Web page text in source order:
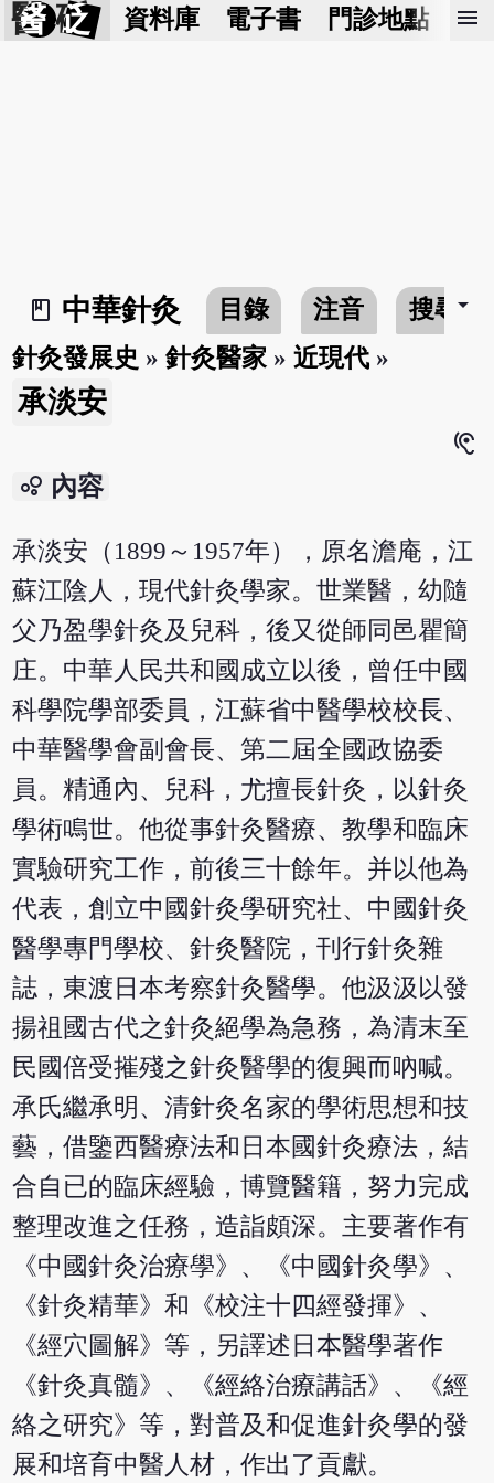
醫 砭 資料庫 電子書 門診地點 預
menu
book_2
中華針灸 目錄 注音 搜尋arrow_drop_down
針灸發展史 »針灸醫家 »近現代 »
承淡安
hearing
bubble_chart 內容
承淡安（1899～1957年），原名澹庵，江
蘇江陰人，現代針灸學家。世業醫，幼隨
父乃盈學針灸及兒科，後又從師同邑瞿簡
庄。中華人民共和國成立以後，曾任中國
科學院學部委員，江蘇省中醫學校校長、
中華醫學會副會長、第二屆全國政協委
員。精通內、兒科，尤擅長針灸，以針灸
學術鳴世。他從事針灸醫療、教學和臨床
實驗研究工作，前後三十餘年。并以他為
代表，創立中國針灸學研究社、中國針灸
醫學專門學校、針灸醫院，刊行針灸雜
誌，東渡日本考察針灸醫學。他汲汲以發
揚祖國古代之針灸絕學為急務，為清末至
民國倍受摧殘之針灸醫學的復興而吶喊。
承氏繼承明、清針灸名家的學術思想和技
藝，借鑒西醫療法和日本國針灸療法，結
合自已的臨床經驗，博覽醫籍，努力完成
整理改進之任務，造詣頗深。主要著作有
《中國針灸治療學》、《中國針灸學》、
《針灸精華》和《校注十四經發揮》、
《經穴圖解》等，另譯述日本醫學著作
《針灸真髓》、《經絡治療講話》、《經
絡之研究》等，對普及和促進針灸學的發
展和培育中醫人材，作出了貢獻。